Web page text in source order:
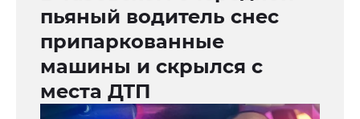
пьяный водитель снес
припаркованные
машины и скрылся с
места ДТП